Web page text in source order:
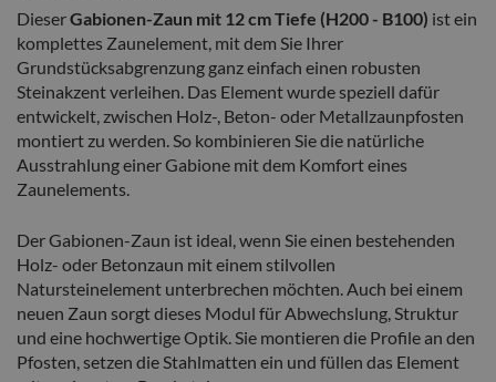
DieserGabionen-Zaun mit 12 cm Tiefe (H200 - B100) ist ein
komplettes Zaunelement, mit dem Sie Ihrer
Grundstücksabgrenzung ganz einfach einen robusten
Steinakzent verleihen. Das Element wurde speziell dafür
entwickelt, zwischen Holz-, Beton- oder Metallzaunpfosten
montiert zu werden. So kombinieren Sie die natürliche
Ausstrahlung einer Gabione mit dem Komfort eines
Zaunelements.
Der Gabionen-Zaun ist ideal, wenn Sie einen bestehenden
Holz- oder Betonzaun mit einem stilvollen
Natursteinelement unterbrechen möchten. Auch bei einem
neuen Zaun sorgt dieses Modul für Abwechslung, Struktur
und eine hochwertige Optik. Sie montieren die Profile an den
Pfosten, setzen die Stahlmatten ein und füllen das Element